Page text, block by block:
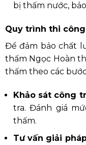
bị thấm nước,
Quy trình thi
Để đảm bảo chất
thấm Ngọc Hoàn
thấm theo các
Khảo sát công
tra. Đánh giá
thấm.
Tư vấn giải